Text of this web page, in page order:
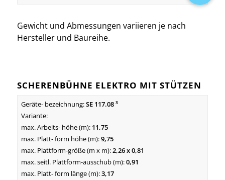
Gewicht und Abmessungen variieren je nach
Hersteller und Baureihe.
SCHERENBÜHNE ELEKTRO MIT STÜTZEN
SE 117.08 ³
11,75
9,75
2,26 x 0,81
0,91
3,17